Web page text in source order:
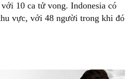
10 ca tử vong. Indonesia có
vực, với 48 người trong khi đó